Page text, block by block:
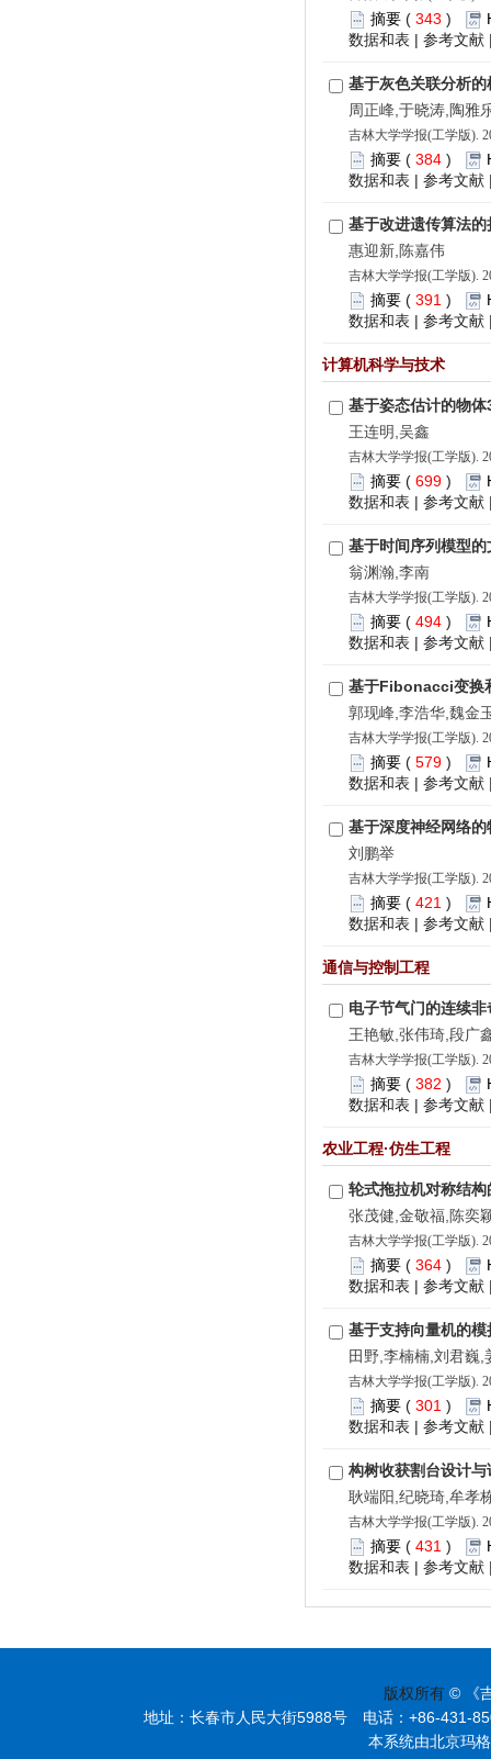
摘要 ( 343 )
数据和表 | 参考文献
基于灰色关联分析
周正峰,于晓涛,陶雅
吉林大学学报(工学版).
摘要 ( 384 )
数据和表 | 参考文献
基于改进遗传算法
惠迎新,陈嘉伟
吉林大学学报(工学版).
摘要 ( 391 )
数据和表 | 参考文献
计算机科学与技术
基于姿态估计的物
王连明,吴鑫
吉林大学学报(工学版).
摘要 ( 699 )
数据和表 | 参考文献
基于时间序列模型
翁渊瀚,李南
吉林大学学报(工学版).
摘要 ( 494 )
数据和表 | 参考文献
基于Fibonacci变换
郭现峰,李浩华,魏金
吉林大学学报(工学版).
摘要 ( 579 )
数据和表 | 参考文献
基于深度神经网络
刘鹏举
吉林大学学报(工学版).
摘要 ( 421 )
数据和表 | 参考文献
通信与控制工程
电子节气门的连续
王艳敏,张伟琦,段广
吉林大学学报(工学版).
摘要 ( 382 )
数据和表 | 参考文献
农业工程·仿生工程
轮式拖拉机对称结构
张茂健,金敬福,陈奕
吉林大学学报(工学版).
摘要 ( 364 )
数据和表 | 参考文献
基于支持向量机的
田野,李楠楠,刘君巍
吉林大学学报(工学版).
摘要 ( 301 )
数据和表 | 参考文献
构树收获割台设计与
耿端阳,纪晓琦,牟孝
吉林大学学报(工学版).
摘要 ( 431 )
数据和表 | 参考文献
版权所有 © 《
地址：长春市人民大街5988号 电话：+86-431-
本系统由北京玛